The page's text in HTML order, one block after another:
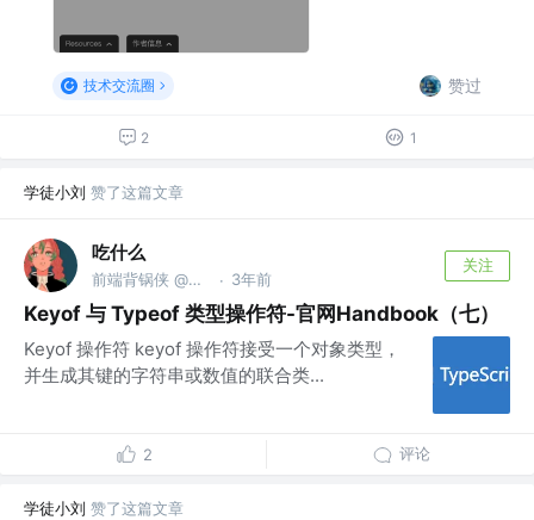
技术交流圈 赞过
2 1
学徒小刘 赞了这篇文章
吃什么
前端背锅侠 @金麟岂是池中物 · 3年前
关注
Keyof 与 Typeof 类型操作符-官网Handbook（七）
Keyof 操作符 keyof 操作符接受一个对象类型，
并生成其键的字符串或数值的联合类...
2 评论
学徒小刘 赞了这篇文章